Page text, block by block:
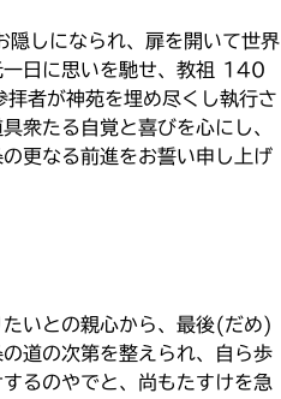
隠しになられ、扉を開いて世界
日に思いを馳せ、教祖 140
者が神苑を埋め尽くし執行さ
衆たる自覚と喜びを心にし、
更なる前進をお誓い申し上げ
たいとの親心から、最後(だめ)
道の次第を整えられ、自ら歩
るのやでと、尚もたすけを急